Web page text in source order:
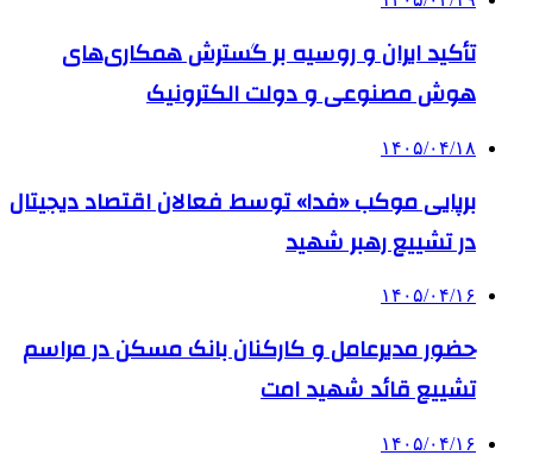
تأکید ایران و روسیه بر گسترش همکاری‌های
هوش مصنوعی و دولت الکترونیک
۱۴۰۵/۰۴/۱۸
برپایی موکب «فدا» توسط فعالان اقتصاد دیجیتال
در تشییع رهبر شهید
۱۴۰۵/۰۴/۱۶
حضور مدیرعامل و کارکنان بانک مسکن در مراسم
تشییع قائد شهید امت
۱۴۰۵/۰۴/۱۶